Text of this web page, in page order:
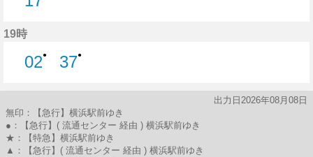
19時
02●
37●
出力日2026年08月08日
無印：【急行】横浜駅前ゆき
●：【急行】( 流通センター 経由 ) 横浜駅前ゆき
★：【特急】横浜駅前ゆき
▲：【急行】( 流通センター 経由 ) 横浜駅前ゆき